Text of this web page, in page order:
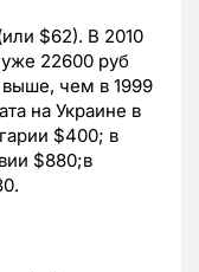
$62). В 2010
уже 22600 руб
выше, чем в 1999
на Украине в
$400; в
$880;в